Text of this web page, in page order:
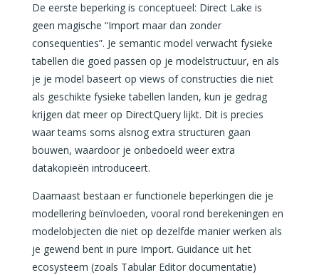
De eerste beperking is conceptueel: Direct Lake is
geen magische “Import maar dan zonder
consequenties”. Je semantic model verwacht fysieke
tabellen die goed passen op je modelstructuur, en als
je je model baseert op views of constructies die niet
als geschikte fysieke tabellen landen, kun je gedrag
krijgen dat meer op DirectQuery lijkt. Dit is precies
waar teams soms alsnog extra structuren gaan
bouwen, waardoor je onbedoeld weer extra
datakopieën introduceert.
Daarnaast bestaan er functionele beperkingen die je
modellering beïnvloeden, vooral rond berekeningen en
modelobjecten die niet op dezelfde manier werken als
je gewend bent in pure Import. Guidance uit het
ecosysteem (zoals Tabular Editor documentatie)